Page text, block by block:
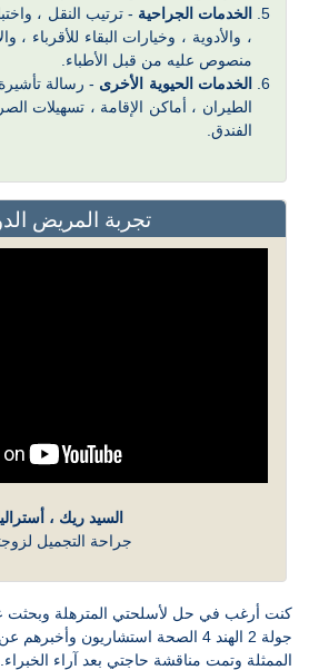
الخدمات الجراحية - ترتيب النقل ،
، والأدوية ، وخيارات البقاء للأقرباء ،
منصوص عليه من قبل الأطباء.
الخدمات الحيوية الأخرى - رسالة
الطيران ، أماكن الإقامة ، تسهيلات
الفندق.
تجربة المريض
السيد ريك ،
جراحة التجميل
كنت أرغب في حل لأسلحتي المترهلة وبحثت
جولة 2 الهند 4 الصحة استشاريون
الممثلة وتمت مناقشة حاجتي بعد آراء